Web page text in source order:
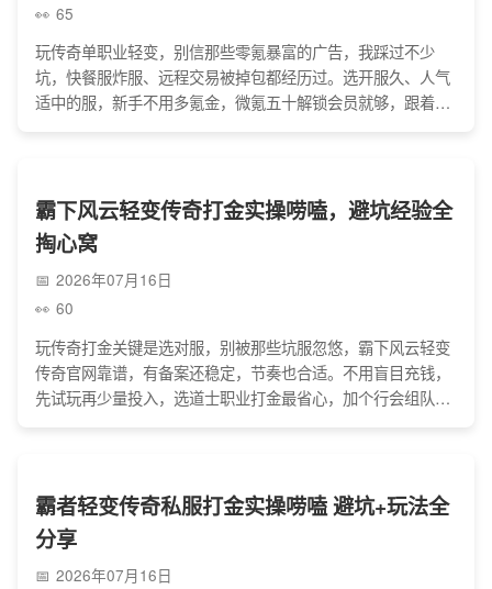
65
玩传奇单职业轻变，别信那些零氪暴富的广告，我踩过不少
坑，快餐服炸服、远程交易被掉包都经历过。选开服久、人气
适中的服，新手不用多氪金，微氪五十解锁会员就够，跟着主
霸下风云轻变传奇打金实操唠嗑，避坑经验全
掏心窝
2026年07月16日
60
玩传奇打金关键是选对服，别被那些坑服忽悠，霸下风云轻变
传奇官网靠谱，有备案还稳定，节奏也合适。不用盲目充钱，
先试玩再少量投入，选道士职业打金最省心，加个行会组队蹲
霸者轻变传奇私服打金实操唠嗑 避坑+玩法全
分享
2026年07月16日